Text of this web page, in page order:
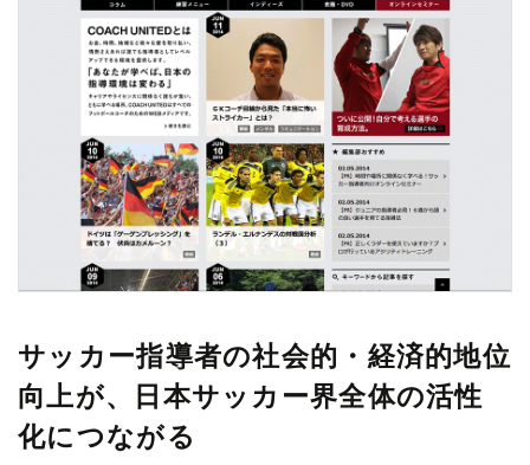
サッカー指導者の社会的・経済的地位
向上が、日本サッカー界全体の活性
化につながる